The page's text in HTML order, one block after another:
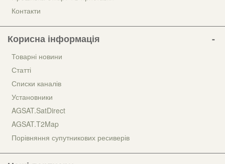
Контакти
Корисна інформація
Товарні новини
Статті
Списки каналів
Установники
AGSAT.SatDirect
AGSAT.T2Map
Порівняння супутникових ресиверів